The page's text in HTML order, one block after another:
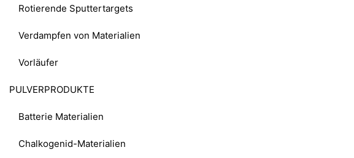
Rotierende Sputtertargets
Verdampfen von Materialien
Vorläufer
PULVERPRODUKTE
Batterie Materialien
Chalkogenid-Materialien